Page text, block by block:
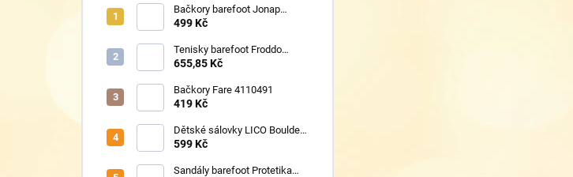
Bačkory barefoot Jonap
Home New Police
499 Kč
Tenisky barefoot Froddo
G1700440-8 Grey+
655,85 Kč
Bačkory Fare 4110491
419 Kč
Dětské sálovky LICO Boulder
360652
599 Kč
Sandály barefoot Protetika